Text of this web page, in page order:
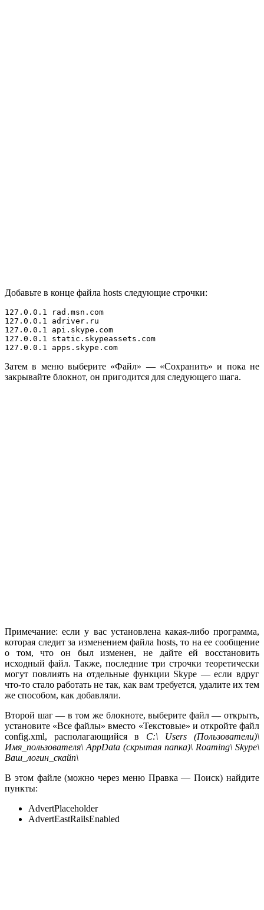
Добавьте в конце файла hosts следующие строчки:
127.0.0.1 rad.msn.com
127.0.0.1 adriver.ru
127.0.0.1 api.skype.com
127.0.0.1 static.skypeassets.com
127.0.0.1 apps.skype.com
Затем в меню выберите «Файл» — «Сохранить» и пока не
закрывайте блокнот, он пригодится для следующего шага.
Примечание: если у вас установлена какая-либо программа,
которая следит за изменением файла hosts, то на ее сообщение
о том, что он был изменен, не дайте ей восстановить
исходный файл. Также, последние три строчки теоретически
могут повлиять на отдельные функции Skype — если вдруг
что-то стало работать не так, как вам требуется, удалите их тем
же способом, как добавляли.
Второй шаг — в том же блокноте, выберите файл — открыть,
установите «Все файлы» вместо «Текстовые» и откройте файл
config.xml, располагающийся в C:\ Users (Пользователи)\
Имя_пользователя\ AppData (скрытая папка)\ Roaming\ Skype\
Ваш_логин_скайп\
В этом файле (можно через меню Правка — Поиск) найдите
пункты:
AdvertPlaceholder
AdvertEastRailsEnabled